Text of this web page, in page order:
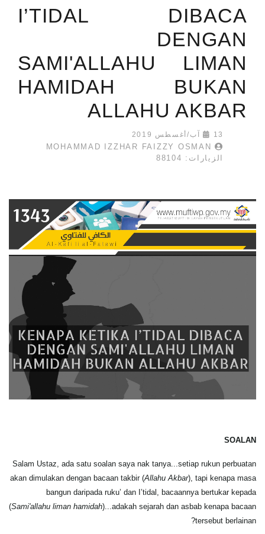
I’TIDAL DIBACA
DENGAN
SAMI'ALLAHU LIMAN
HAMIDAH BUKAN
ALLAHU AKBAR
13 آب/أغسطس 2019
MOHAMMAD IZZHAR FAIZZY OSMAN
الزيارات: 88104
SOALAN
Salam Ustaz, ada satu soalan saya nak tanya...setiap rukun perbuatan
akan dimulakan dengan bacaan takbir (Allahu Akbar), tapi kenapa masa
bangun daripada ruku’ dan I’tidal, bacaannya bertukar kepada
(Sami'allahu liman hamidah)...adakah sejarah dan asbab kenapa bacaan
tersebut berlainan?